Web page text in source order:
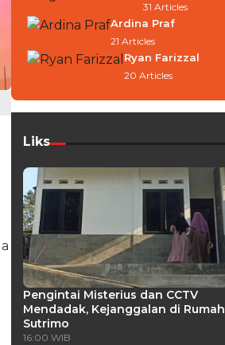
31 Articles
Ardina Praf
21 Articles
Ryan Farizzal
20 Articles
Liks
Pengintai Misterius dan CCTV
Mendadak, Kejanggalan di Rumah
Sutrimo
16:00 WIB